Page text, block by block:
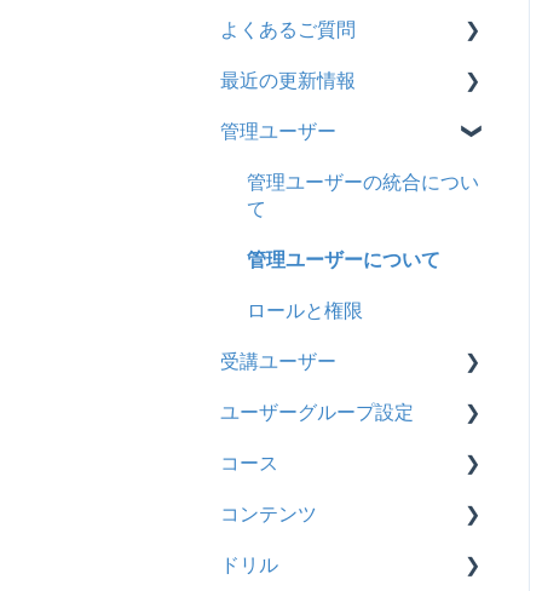
よくあるご質問
契約
トライアル
カスタマイズ
ティ
料金
管理ユーザー・受講ユー
最近の更新情報
2026年8月アップデート
2026年2月アップデート
管理ユーザー
管理ユーザーの統合につい
て
管理ユーザーについて
ロールと権限
受講ユーザー
基本操作
【新レイアウト】受講ユー
編集について
ユーザーグループ設定
【新レイアウト】ユーザー
グループ設定
コース
基本操作
新レイアウト
コンテンツ
ビデオ
ドリル